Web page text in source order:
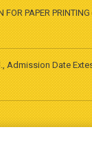
FOR PAPER PRINTING
Admission Date
தமிழியல் காலாண்டு